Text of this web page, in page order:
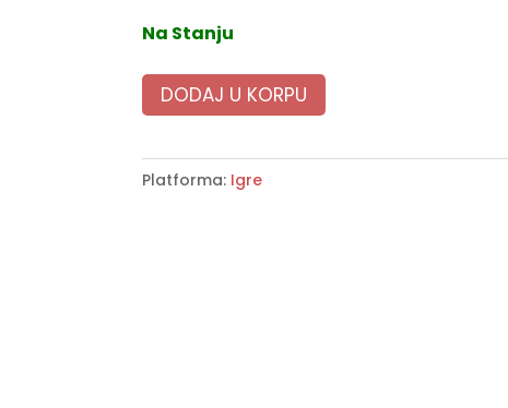
Na Stanju
DODAJ U KORPU
Platforma: Igre